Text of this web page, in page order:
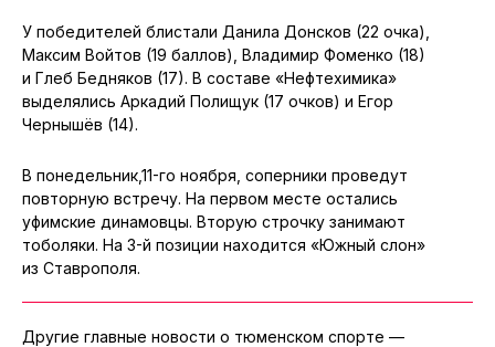
У победителей блистали Данила Донсков (22 очка),
Максим Войтов (19 баллов), Владимир Фоменко (18)
и Глеб Бедняков (17). В составе «Нефтехимика»
выделялись Аркадий Полищук (17 очков) и Егор
Чернышёв (14).
В понедельник,11-го ноября, соперники проведут
повторную встречу. На первом месте остались
уфимские динамовцы. Вторую строчку занимают
тоболяки. На 3-й позиции находится «Южный слон»
из Ставрополя.
Другие главные новости о тюменском спорте —